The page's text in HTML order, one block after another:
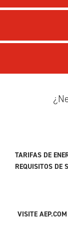
TARIFAS DE
REQUISITOS DE
VISITE AEP.COM